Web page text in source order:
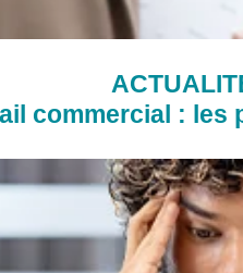
commercial : les